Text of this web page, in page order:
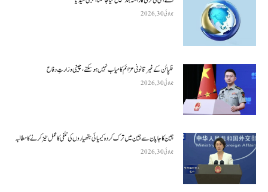
جولائی 30, 2026
فلپائن کے غیر قانونی عزائم کامیاب نہیں ہو سکتے ، چینی وزارتِ دفاع
جولائی 30, 2026
چین کا جاپان سے چین میں ترک کردہ کیمیائی ہتھیاروں کی تلفی کا عمل تیز کرنے کا مطالبہ
جولائی 30, 2026